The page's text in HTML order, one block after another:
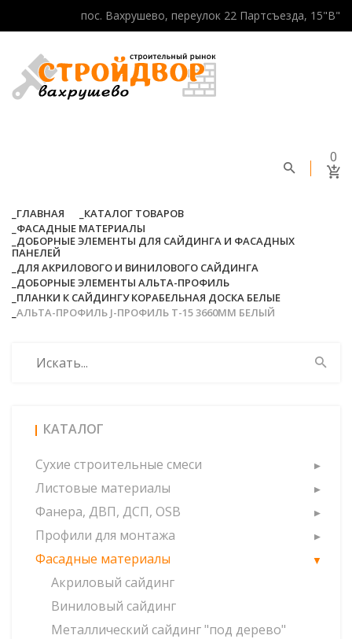
пос. Вахрушево, переулок 22 Партсъезда, 15"В"
0
ГЛАВНАЯ
КАТАЛОГ ТОВАРОВ
ФАСАДНЫЕ МАТЕРИАЛЫ
ДОБОРНЫЕ ЭЛЕМЕНТЫ ДЛЯ САЙДИНГА И ФАСАДНЫХ
ПАНЕЛЕЙ
ДЛЯ АКРИЛОВОГО И ВИНИЛОВОГО САЙДИНГА
ДОБОРНЫЕ ЭЛЕМЕНТЫ АЛЬТА-ПРОФИЛЬ
ПЛАНКИ К САЙДИНГУ КОРАБЕЛЬНАЯ ДОСКА БЕЛЫЕ
АЛЬТА-ПРОФИЛЬ J-ПРОФИЛЬ Т-15 3660ММ БЕЛЫЙ
КАТАЛОГ
Сухие строительные смеси
Листовые материалы
Фанера, ДВП, ДСП, OSB
Профили для монтажа
Фасадные материалы
Акриловый сайдинг
Виниловый сайдинг
Металлический сайдинг "под дерево"